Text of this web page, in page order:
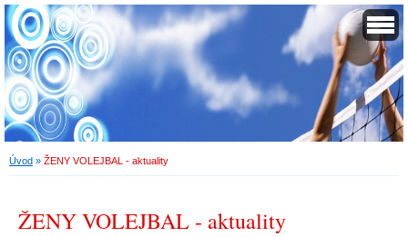
Úvod » ŽENY VOLEJBAL - aktuality
ŽENY VOLEJBAL - aktuality